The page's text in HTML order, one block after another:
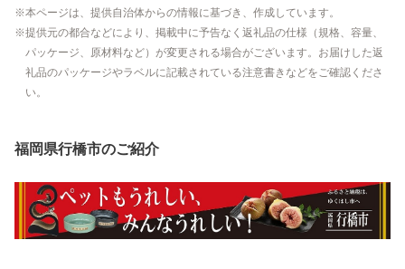
本ページは、提供自治体からの情報に基づき、作成しています。
提供元の都合などにより、掲載中に予告なく返礼品の仕様（規格、容量、
パッケージ、原材料など）が変更される場合がございます。お届けした返
礼品のパッケージやラベルに記載されている注意書きなどをご確認くださ
い。
福岡県行橋市のご紹介